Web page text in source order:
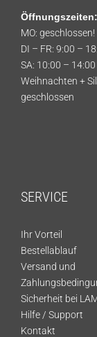
Öffnungszeiten:
MO: geschlossen!
DI – FR: 9:00 –
SA: 10:00 –
Weihnachten +
geschlossen
SERVICE
Ihr Vorteil
Bestellablauf
Versand und
Sicherheit bei
Hilfe / Support
Kontakt